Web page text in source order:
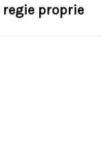
proprie